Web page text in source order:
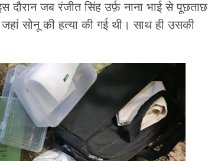
दौरान जब रंजीत सिंह उर्फ़ नाना भाई से पूछताछ
सोनू की हत्या की गई थी। साथ ही उसकी